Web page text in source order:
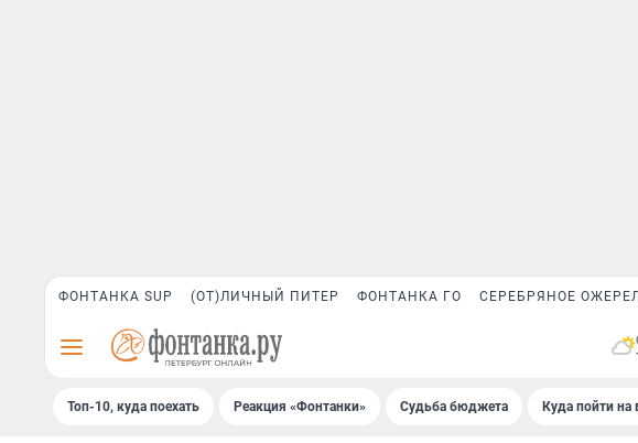
ФОНТАНКА SUP (ОТ)ЛИЧНЫЙ ПИТЕР ФОНТАНКА ГО СЕРЕБРЯНОЕ
Топ-10, куда поехать Реакция «Фонтанки» Судьба бюджета Куда пойти